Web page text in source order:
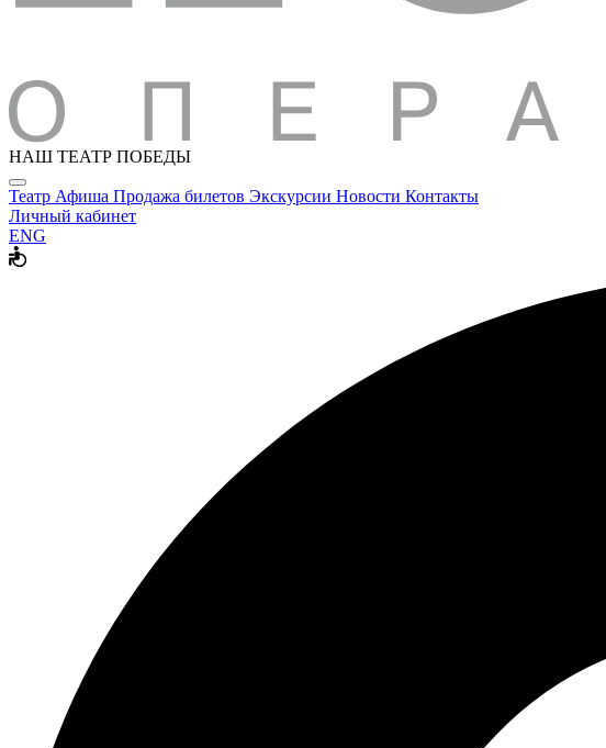
НАШ ТЕАТР ПОБЕДЫ
Театр Афиша Продажа билетов Экскурсии Новости Контакты
Личный кабинет
ENG